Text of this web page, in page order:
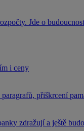
Jde o
i ceny
přiškrcení
zdražují a ještě